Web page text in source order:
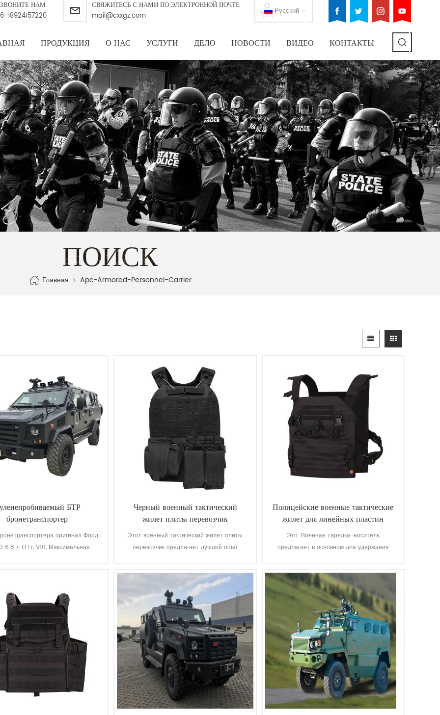
Русский
НАМ
18924157220
СВЯЖИТЕСЬ С НАМИ ПО ЭЛЕКТРОННОЙ ПОЧТЕ
mail@cxxgz.com
ПРОДУКЦИЯ О НАС УСЛУГИ ДЕЛО НОВОСТИ ВИДЕО КОНТАКТЫ
ПОИСК
Главная Apc-Armored-Personnel-Carrier
БТР
бронетранспортер
оригинал Форд
6.8 л EFI с V10, Максимальная
Черный военный тактический
жилет плиты перевозчик
Этот военный тактический жилет плиты
перевозчик предлагает лучший опыт
кроссфит.
Полицейские военные тактические
жилет для линейных пластин
Это .Военная тарелка-носитель
предлагает в основном для удержания
правоохранительных органов, армия.